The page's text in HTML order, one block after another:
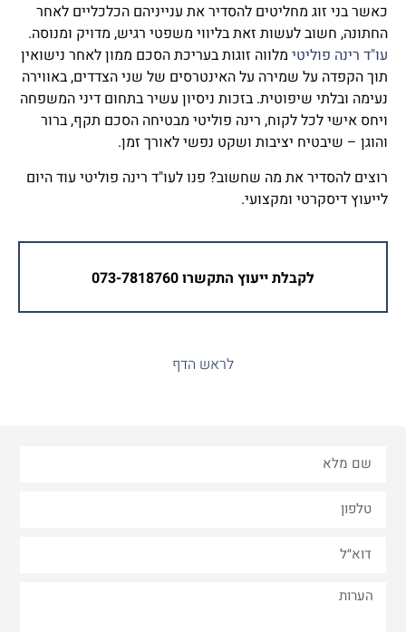
כאשר בני זוג מחליטים להסדיר את ענייניהם הכלכליים לאחר
החתונה, חשוב לעשות זאת בליווי משפטי רגיש, מדויק ומנוסה.
עו"ד רינה פוליטי מלווה זוגות בעריכת הסכם ממון לאחר נישואין
תוך הקפדה על שמירה על האינטרסים של שני הצדדים, באווירה
נעימה ובלתי שיפוטית. בזכות ניסיון עשיר בתחום דיני המשפחה
ויחס אישי לכל לקוח, רינה פוליטי מבטיחה הסכם תקף, ברור
והוגן – שיבטיח יציבות ושקט נפשי לאורך זמן.
רוצים להסדיר את מה שחשוב? פנו לעו"ד רינה פוליטי עוד היום
לייעוץ דיסקרטי ומקצועי.
לקבלת ייעוץ התקשרו 073-7818760
לראש הדף